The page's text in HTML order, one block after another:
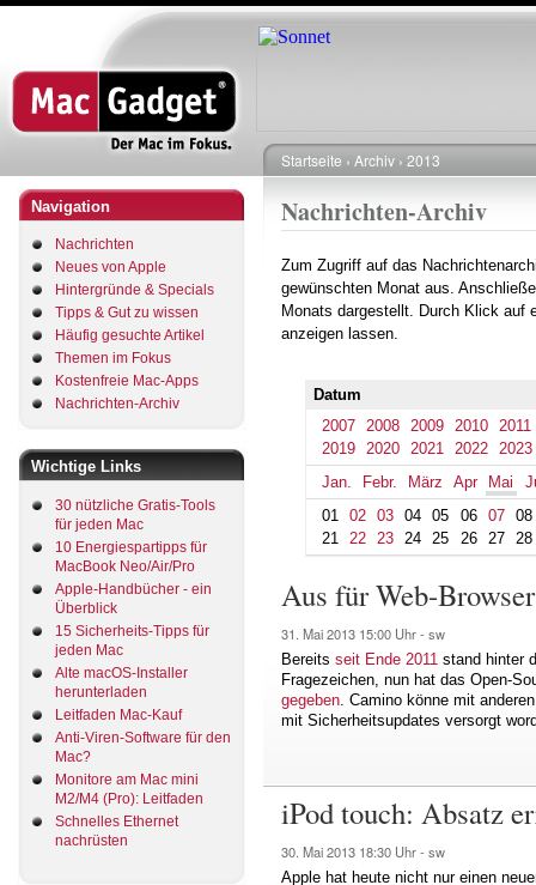
Direkt
zum
Navigation
Nachrichten
Neues von Apple
Hintergründe & Specials
Tipps & Gut zu wissen
Häufig gesuchte Artikel
Themen im Fokus
Kostenfreie Mac-Apps
Nachrichten-Archiv
Wichtige Links
30 nützliche Gratis-Tools
für jeden Mac
10 Energiespartipps für
MacBook Neo/Air/Pro
Apple-Handbücher - ein
Überblick
15 Sicherheits-Tipps für
jeden Mac
Alte macOS-Installer
herunterladen
Leitfaden Mac-Kauf
Anti-Viren-Software für den
Mac?
Monitore am Mac mini
M2/M4 (Pro): Leitfaden
Schnelles Ethernet
nachrüsten
Pfadnavigation
Startseite Archiv 2013
Nachrichten-Archiv
Zum Zugriff auf das
gewünschten Monat aus.
Monats dargestellt. Durch Klick auf
anzeigen lassen.
Datum
2007
2008 2009 2010
2011
2019
2020 2021 2022
2023
Jan.
Febr. März Apr Mai
01
02 03 04 05 06 07
08
21
22 23 24 25 26 27 28
Aus für Web-
31. Mai 2013 15:00 Uhr - sw
Bereits seit Ende 2011 stand hinter
Fragezeichen, nun hat das Open-
gegeben. Camino könne mit
mit Sicherheitsupdates versorgt
iPod touch: Absatz
30. Mai 2013 18:30 Uhr - sw
Apple hat heute nicht nur einen